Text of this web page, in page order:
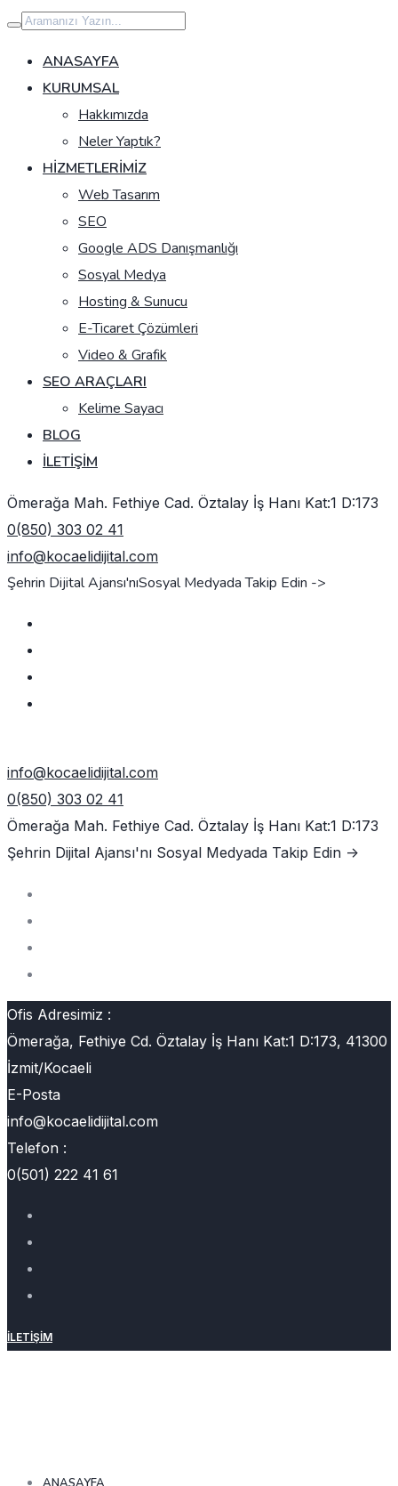
İçeriğe
geç
ANASAYFA
KURUMSAL
Hakkımızda
Neler Yaptık?
HIZMETLERIMIZ
Web Tasarım
SEO
Google ADS Danışmanlığı
Sosyal Medya
Hosting & Sunucu
E-Ticaret Çözümleri
Video & Grafik
SEO ARAÇLARI
Kelime Sayacı
BLOG
İLETIŞIM
Ömerağa Mah. Fethiye Cad. Öztalay İş Hanı Kat:1 D:173
0(850) 303 02 41
info@kocaelidijital.com
Şehrin Dijital Ajansı'nıSosyal Medyada Takip Edin ->
info@kocaelidijital.com
0(850) 303 02 41
Ömerağa Mah. Fethiye Cad. Öztalay İş Hanı Kat:1 D:173
Şehrin Dijital Ajansı'nı Sosyal Medyada Takip Edin ->
Ofis Adresimiz :
Ömerağa, Fethiye Cd. Öztalay İş Hanı Kat:1 D:173, 41300
İzmit/Kocaeli
E-Posta
info@kocaelidijital.com
Telefon :
0(501) 222 41 61
İLETIŞIM